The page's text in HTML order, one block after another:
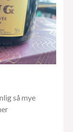
så mye